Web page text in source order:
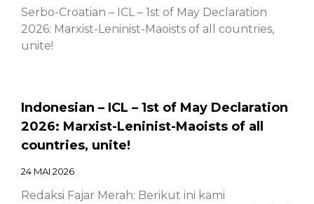
Serbo-Croatian – ICL – 1st of May Declaration
2026: Marxist-Leninist-Maoists of all countries,
unite!
Indonesian – ICL – 1st of May Declaration
2026: Marxist-Leninist-Maoists of all
countries, unite!
24 MAI 2026
Redaksi Fajar Merah: Berikut ini kami